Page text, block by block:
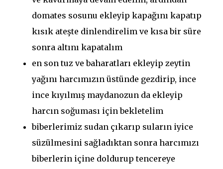
domates sosunu ekleyip kapağını kapatıp
kısık ateşte dinlendirelim ve kısa bir süre
sonra altını kapatalım
en son tuz ve baharatları ekleyip zeytin
yağını harcımızın üstünde gezdirip, ince
ince kıyılmış maydanozun da ekleyip
harcın soğuması için bekletelim
biberlerimiz sudan çıkarıp suların iyice
süzülmesini sağladıktan sonra harcımızı
biberlerin içine doldurup tencereye